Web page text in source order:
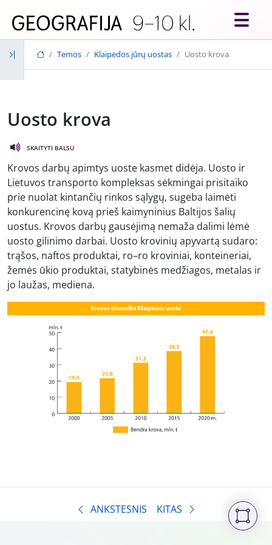
Temos Klaipėdos jūrų uostas Uosto krova
Uosto krova
SKAITYTI BALSU
Krovos darbų apimtys uoste kasmet didėja. Uosto ir
Lietuvos transporto kompleksas sėkmingai prisitaiko
prie nuolat kintančių rinkos sąlygų, sugeba laimėti
konkurencinę kovą prieš kaimyninius Baltijos šalių
uostus. Krovos darbų gausėjimą nemaža dalimi lėmė
uosto gilinimo darbai. Uosto krovinių apyvartą sudaro:
trąšos, naftos produktai, ro–ro kroviniai, konteineriai,
žemės ūkio produktai, statybinės medžiagos, metalas ir
jo laužas, mediena.
ANKSTESNIS KITAS